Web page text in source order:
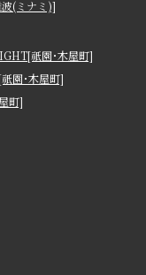
(ミナミ)]
祇園･木屋町]
園･木屋町]
町]